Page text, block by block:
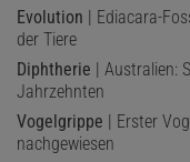
Evolution | Ediacara-
der Tiere
Diphtherie | Australien:
Jahrzehnten
Vogelgrippe | Erster
nachgewiesen